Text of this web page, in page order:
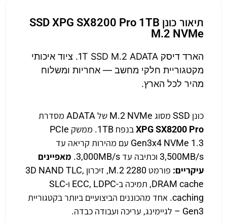
תיאור כונן SSD XPG SX8200 Pro 1TB
M.2 NVMe
הארד דיסק 1T SSD M.2 ADATA. ציוד איכותי
מקטגוריית חלקי מחשב — אחריות ומשלוח
מהיר לכל הארץ.
כונן SSD מסוג M.2 NVMe של ADATA מסדרת
XPG SX8200 Pro
בנפח 1TB. ממשק PCIe
Gen3x4 NVMe 1.3 עם מהירות קריאה עד
3,500MB/s וכתיבה עד 3,000MB/s.
מאפיינים
עיקריים:
פורמט M.2 2280, זיכרון 3D NAND TLC,
DRAM cache, תמיכה ב-ECC, LDPC ו-SLC
caching. אחד מהכוננים הביצועיים ביותר בקטגוריית
Gen3 – לגיימינג, עריכה ועבודה כבדה.